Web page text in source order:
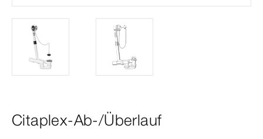
Citaplex-Ab-/Überlauf